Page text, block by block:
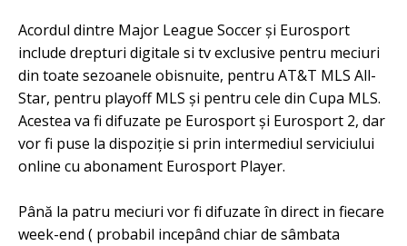
Acordul dintre Major League Soccer și Eurosport
include drepturi digitale si tv exclusive pentru meciuri
din toate sezoanele obisnuite, pentru AT&T MLS All-
Star, pentru playoff MLS și pentru cele din Cupa MLS.
Acestea va fi difuzate pe Eurosport și Eurosport 2, dar
vor fi puse la dispoziție si prin intermediul serviciului
online cu abonament Eurosport Player.
Până la patru meciuri vor fi difuzate în direct in fiecare
week-end ( probabil incepând chiar de sâmbata